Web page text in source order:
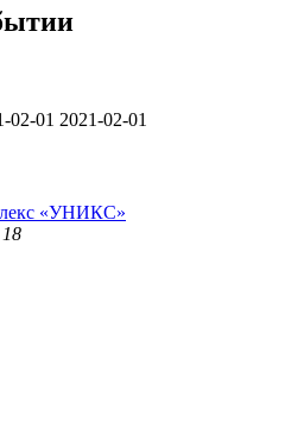
02-01 2021-02-01
«УНИКС»